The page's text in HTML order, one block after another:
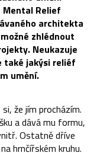
Relief
architekta
zhlédnout
Neukazuje
také jakýsi reliéf
umění.
že jím procházím.
a dává mu formu,
Ostatně dříve
hrnčířském kruhu.